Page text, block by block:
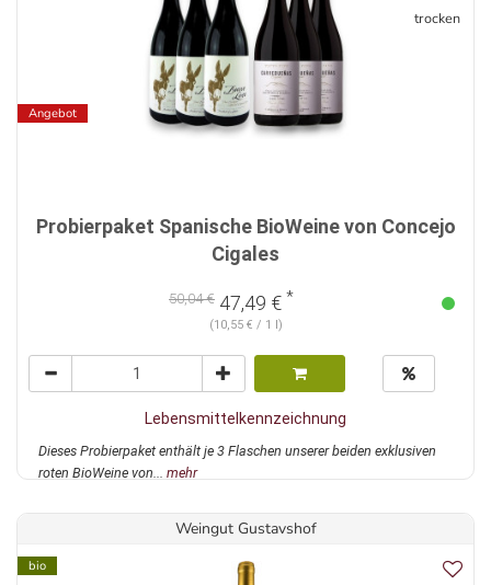
Angebot
trocken
Probierpaket Spanische BioWeine von Concejo
Cigales
50,04 € 47,49 € *
(10,55 € / 1 l)
Lebensmittelkennzeichnung
Dieses Probierpaket enthält je 3 Flaschen unserer beiden exklusiven
roten BioWeine von... mehr
Weingut Gustavshof
bio